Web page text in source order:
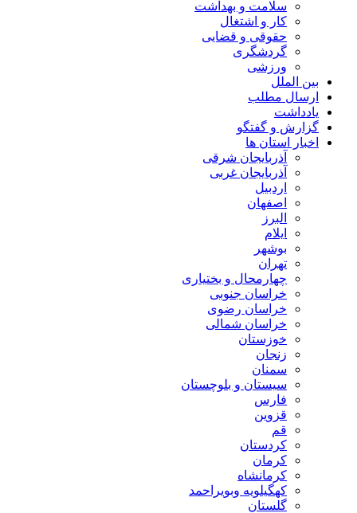
سلامت و بهداشت
کار و اشتغال
حقوقی و قضایی
گردشگری
ورزشی
بین الملل
ارسال مطلب
یادداشت
گزارش و گفتگو
اخبار استان ها
آذربایجان شرقی
آذربایجان غربی
اردبیل
اصفهان
البرز
ایلام
بوشهر
تهران
چهارمحال و بختیاری
خراسان جنوبی
خراسان رضوی
خراسان شمالی
خوزستان
زنجان
سمنان
سیستان و بلوچستان
فارس
قزوین
قم
کردستان
کرمان
کرمانشاه
کهگیلویه وبویراحمد
گلستان